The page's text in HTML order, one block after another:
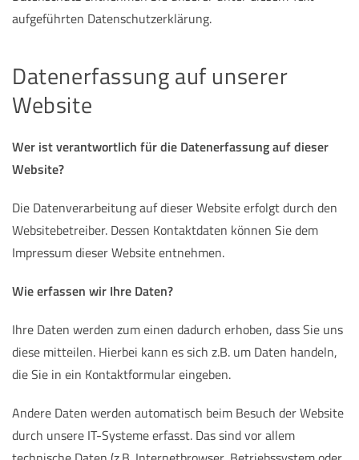
aufgeführten Datenschutzerklärung.
Datenerfassung auf unserer
Website
Wer ist verantwortlich für die Datenerfassung auf dieser
Website?
Die Datenverarbeitung auf dieser Website erfolgt durch den
Websitebetreiber. Dessen Kontaktdaten können Sie dem
Impressum dieser Website entnehmen.
Wie erfassen wir Ihre Daten?
Ihre Daten werden zum einen dadurch erhoben, dass Sie uns
diese mitteilen. Hierbei kann es sich z.B. um Daten handeln,
die Sie in ein Kontaktformular eingeben.
Andere Daten werden automatisch beim Besuch der Website
durch unsere IT-Systeme erfasst. Das sind vor allem